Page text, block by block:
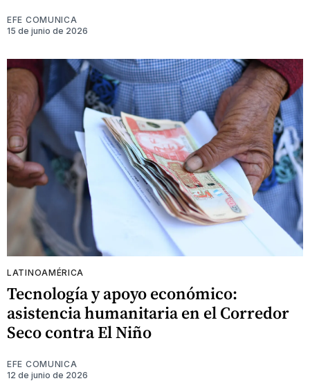
EFE COMUNICA
15 de junio de 2026
LATINOAMÉRICA
Tecnología y apoyo económico:
asistencia humanitaria en el Corredor
Seco contra El Niño
EFE COMUNICA
12 de junio de 2026